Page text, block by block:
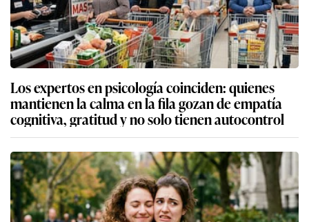
Los expertos en psicología coinciden: quienes
mantienen la calma en la fila gozan de empatía
cognitiva, gratitud y no solo tienen autocontrol